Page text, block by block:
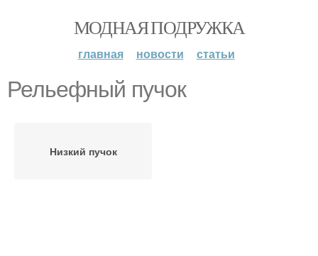
МОДНАЯ ПОДРУЖКА
главная новости статьи
Рельефный пучок
Низкий пучок